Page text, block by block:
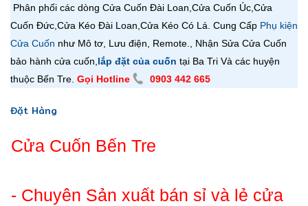
Phân phối các dòng Cửa Cuốn Đài Loan, Cửa Cuốn Úc, Cửa
Cuốn Đức, Cửa Kéo Đài Loan, Cửa Kéo Có Lá . Cung Cấp Phụ kiện
Cửa Cuốn như Mô tơ, Lưu điện, Remote., Nhận Sửa Cửa Cuốn
bảo hành cửa cuốn, lắp đặt của cuốn tại Ba Tri Và các huyện
thuộc Bến Tre. Gọi Hotline 0903 442 665
Đặt Hàng
Cửa Cuốn Bến Tre
- Chuyên Sản xuất bán sỉ và lẻ cửa